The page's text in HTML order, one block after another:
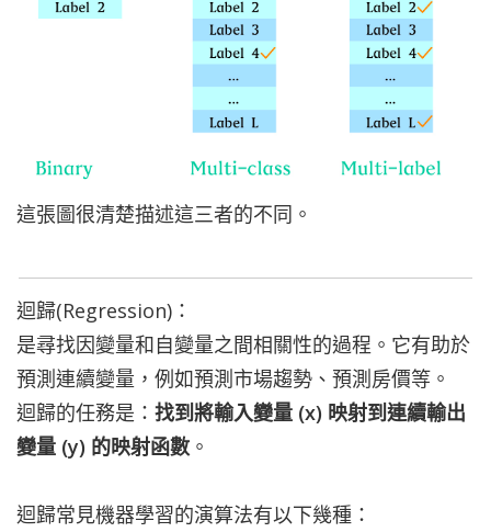
這張圖很清楚描述這三者的不同。
迴歸(Regression)：
是尋找因變量和自變量之間相關性的過程。它有助於
預測連續變量，例如預測市場趨勢、預測房價等。
迴歸的任務是： 找到將輸入變量 (x) 映射到連續輸出
變量 (y) 的映射函數 。
迴歸常見機器學習的演算法有以下幾種：